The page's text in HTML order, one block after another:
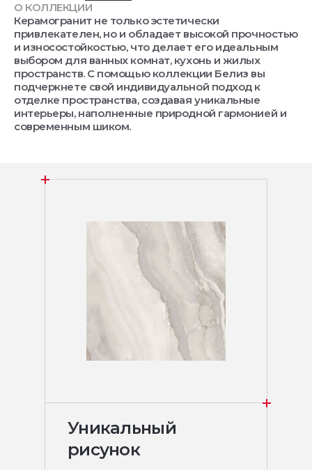
О КОЛЛЕКЦИИ
Керамогранит не только эстетически
привлекателен, но и обладает высокой прочностью
и износостойкостью, что делает его идеальным
выбором для ванных комнат, кухонь и жилых
пространств. С помощью коллекции Белиз вы
подчеркнете свой индивидуальной подход к
отделке пространства, создавая уникальные
интерьеры, наполненные природной гармонией и
современным шиком.
Уникальный
рисунок